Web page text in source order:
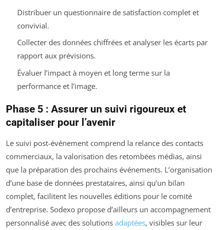
Distribuer un questionnaire de satisfaction complet et
convivial.
Collecter des données chiffrées et analyser les écarts par
rapport aux prévisions.
Évaluer l’impact à moyen et long terme sur la
performance et l’image.
Phase 5 : Assurer un suivi rigoureux et
capitaliser pour l’avenir
Le suivi post-événement comprend la relance des contacts
commerciaux, la valorisation des retombées médias, ainsi
que la préparation des prochains événements. L’organisation
d’une base de données prestataires, ainsi qu’un bilan
complet, facilitent les nouvelles éditions pour le comité
d’entreprise. Sodexo propose d’ailleurs un accompagnement
personnalisé avec des solutions adaptées, visibles sur leur